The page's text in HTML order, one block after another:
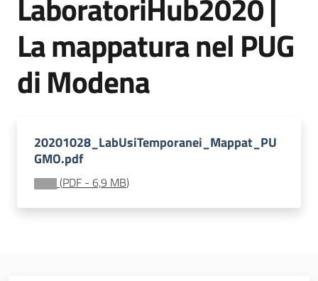
Menu selezionato
Norme
e
atti
Seguici
LaboratoriHub2020 |
La mappatura nel PUG
di Modena
20201028_LabUsiTemporanei_Mappat_PU
GMO.pdf
(PDF - 6,9 MB)